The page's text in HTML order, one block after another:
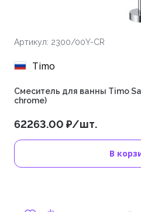
Артикул: 2300/00Y-CR
Timo
Смеситель для ванны Timo
chrome)
62263.00 ₽/шт.
В